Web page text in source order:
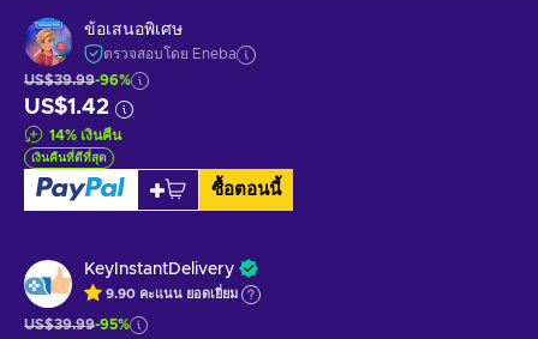
ข้อเสนอพิเศษ
ตรวจสอบโดย Eneba
US$39.99-96%
US$1.42
14% เงินคืน
เงินคืนที่ดีที่สุด
ซื้อตอนนี้
KeyInstantDelivery
9.90 คะแนน ยอดเยี่ยม
US$39.99-95%